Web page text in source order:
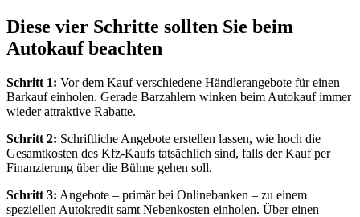
Diese vier Schritte sollten Sie beim
Autokauf beachten
Schritt 1: Vor dem Kauf verschiedene Händlerangebote für einen
Barkauf einholen. Gerade Barzahlern winken beim Autokauf immer
wieder attraktive Rabatte.
Schritt 2: Schriftliche Angebote erstellen lassen, wie hoch die
Gesamtkosten des Kfz-Kaufs tatsächlich sind, falls der Kauf per
Finanzierung über die Bühne gehen soll.
Schritt 3: Angebote – primär bei Onlinebanken – zu einem
speziellen Autokredit samt Nebenkosten einholen. Über einen